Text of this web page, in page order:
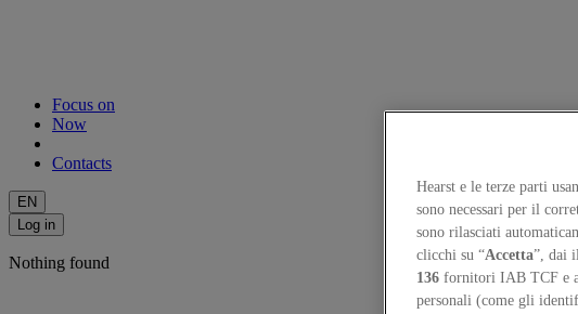
Focus on
Now
Contacts
EN
Log in
Nothing found
Hearst e le terze parti
sono necessari per il
sono rilasciati
clicchi su “Accetta”, dai
136 fornitori IAB TCF e
personali (come gli